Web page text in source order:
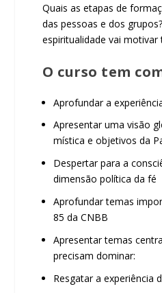
Quais as etapas de
das pessoas e dos
espiritualidade vai motivar
O curso tem
Aprofundar a
Apresentar uma visão
mística e objetivos da
Despertar para a
dimensão política da fé
Aprofundar temas
85 da CNBB
Apresentar temas
precisam dominar:
Resgatar a experiência